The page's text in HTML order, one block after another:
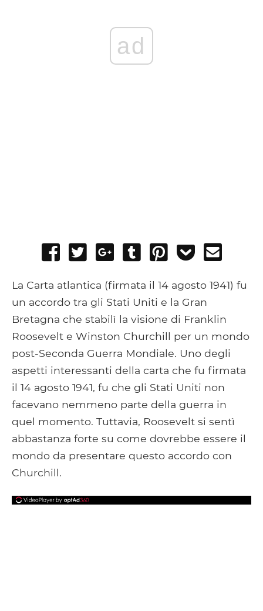
ad
Share
Facebook
Tweet
Share
Google+
Post
Tumblr
Pin
Add
Pocket
La Carta atlantica (firmata il 14 agosto 1941) fu
un accordo tra gli Stati Uniti e la Gran
Bretagna che stabilì la visione di Franklin
Roosevelt e Winston Churchill per un mondo
post-Seconda Guerra Mondiale. Uno degli
aspetti interessanti della carta che fu firmata
il 14 agosto 1941, fu che gli Stati Uniti non
facevano nemmeno parte della guerra in
quel momento. Tuttavia, Roosevelt si sentì
abbastanza forte su come dovrebbe essere il
mondo da presentare questo accordo con
Churchill.